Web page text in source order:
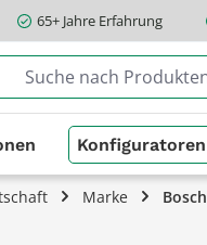
65+ Jahre Erfahrung
Konfiguratoren
Marke Bosch